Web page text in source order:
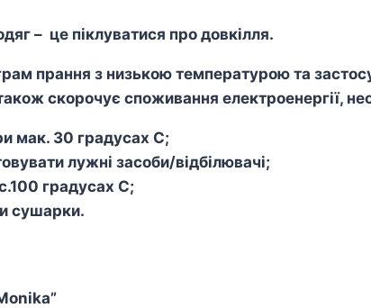
– це піклуватися про довкілля.
прання з низькою температурою та
скорочує споживання електроенергії,
мак. 30 градусах С;
лужні засоби/відбілювачі;
градусах С;
сушарки.